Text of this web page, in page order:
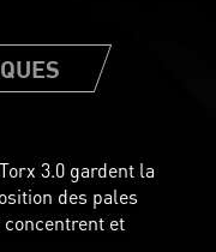
3.0 gardent la
des pales
et